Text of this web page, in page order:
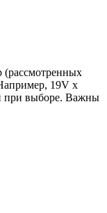
(рассмотренных
19V x
при выборе. Важны